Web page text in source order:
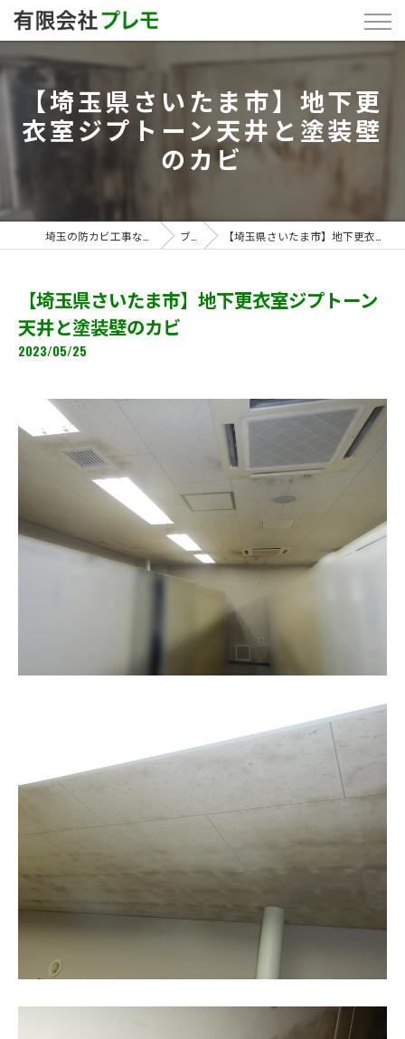
【埼玉県さいたま市】地下更
衣室ジプトーン天井と塗装壁
のカビ
ブログ 【埼玉県さいたま市】地下更衣室ジプトーン天井と塗装壁のカビ
【埼玉県さいたま市】地下更衣室ジプトーン
天井と塗装壁のカビ
2023/05/25